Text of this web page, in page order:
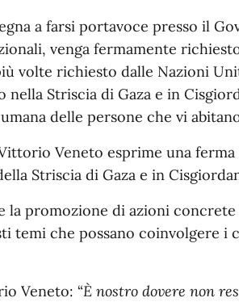
a farsi portavoce presso il
venga fermamente
volte richiesto dalle Nazioni
Striscia di Gaza e in
delle persone che vi
Veneto esprime una
Striscia di Gaza e in
la promozione di azioni
temi che possano coinvolgere i
Veneto: “È nostro dovere non